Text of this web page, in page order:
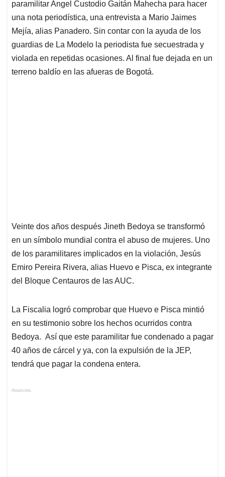
p
k
n
paramilitar Angel Custodio Gaitán Mahecha para hacer
una nota periodística, una entrevista a Mario Jaimes
Mejía, alias Panadero. Sin contar con la ayuda de los
guardias de La Modelo la periodista fue secuestrada y
violada en repetidas ocasiones. Al final fue dejada en un
terreno baldío en las afueras de Bogotá.
Veinte dos años después Jineth Bedoya se transformó
en un símbolo mundial contra el abuso de mujeres. Uno
de los paramilitares implicados en la violación, Jesús
Emiro Pereira Rivera, alias Huevo e Pisca, ex integrante
del Bloque Centauros de las AUC.
La Fiscalia logró comprobar que Huevo e Pisca mintió
en su testimonio sobre los hechos ocurridos contra
Bedoya. Así que este paramilitar fue condenado a pagar
40 años de cárcel y ya, con la expulsión de la JEP,
tendrá que pagar la condena entera.
Anuncios.